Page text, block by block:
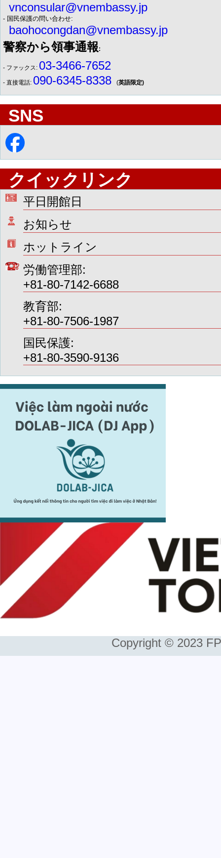
vnconsular@vnembassy.jp
- 国民保護の問い合わせ:
baohocongdan@vnembassy.jp
警察から領事通報:
- ファックス: 03-3466-7652
- 直接電話: 090-6345-8338 (英語限定)
SNS
クイックリンク
平日開館日
お知らせ
ホットライン
労働管理部:
+81-80-7142-6688
教育部:
+81-80-7506-1987
国民保護:
+81-80-3590-9136
Copyright © 2023